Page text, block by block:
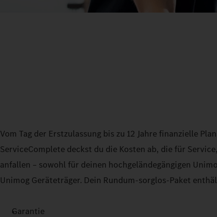
Vom Tag der Erstzulassung bis zu 12 Jahre finanzielle
ServiceComplete deckst du die Kosten ab, die für
anfallen – sowohl für deinen hochgeländegängigen
Unimog Geräteträger. Dein Rundum-sorglos-Paket
Garantie